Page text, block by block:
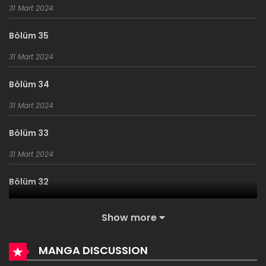
31 Mart 2024
31 Mart 2024
31 Mart 2024
31 Mart 2024
Bölüm 30
31 Mart 2024
Bölüm 35
31 Mart 2024
Bölüm 34
31 Mart 2024
Bölüm 33
31 Mart 2024
Bölüm 32
31 Mart 2024
Show more
MANGA DISCUSSION